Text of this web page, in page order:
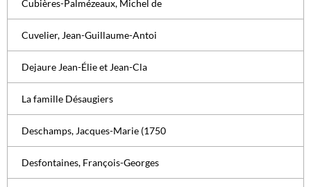
Cubières-Palmézeaux, Michel de
Cuvelier, Jean-Guillaume-Antoi
Dejaure Jean-Élie et Jean-Cla
La famille Désaugiers
Deschamps, Jacques-Marie (1750
Desfontaines, François-Georges